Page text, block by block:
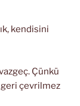
kendisini
Çünkü
geri çevrilmez